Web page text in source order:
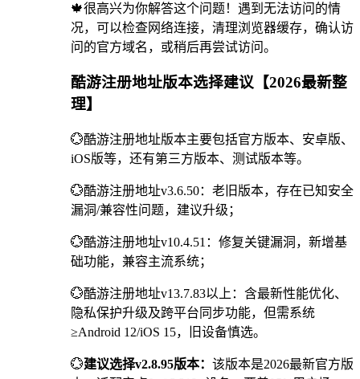
🍁很高兴为你解答这个问题！遇到无法访问的情
况，可以检查网络连接，清理浏览器缓存，确认访
问的官方域名，或稍后再尝试访问。
酷游注册地址版本选择建议【2026最新整
理】
💮酷游注册地址版本主要包括官方版本、安卓版、
iOS版等，还有第三方版本、测试版本等。
💮酷游注册地址v3.6.50：老旧版本，存在已知安全
漏洞/兼容性问题，建议升级；
💮酷游注册地址v10.4.51：修复关键漏洞，新增基
础功能，兼容主流系统；
💮酷游注册地址v13.7.83以上：含最新性能优化、
隐私保护升级及跨平台同步功能，但需系统
≥Android 12/iOS 15，旧设备慎选。
💮建议选择v2.8.95版本： 该版本是2026最新官方版